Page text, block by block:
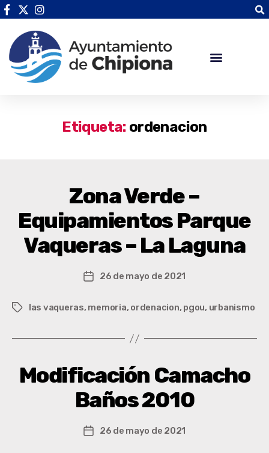
Etiqueta: ordenacion
Zona Verde –
Equipamientos Parque
Vaqueras – La Laguna
26 de mayo de 2021
las vaqueras, memoria, ordenacion, pgou, urbanismo
Modificación Camacho
Baños 2010
26 de mayo de 2021